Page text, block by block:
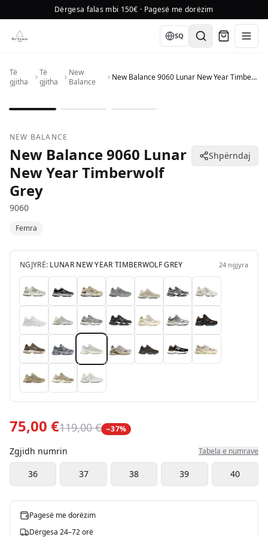
Dërgesa falas mbi 150€ · Pagesë me dorëzim
Language
SQ
Të
gjitha
Të
gjitha
New
Balance
New Balance 9060 Lunar New Year Timberwolf Grey
NEW BALANCE
New Balance 9060 Lunar
New Year Timberwolf
Grey
Shpërndaj
9060
Femra
NGJYRË: LUNAR NEW YEAR TIMBERWOLF GREY 24 ngjyra
75,00 €119,00 € −37%
Zgjidh numrin Tabela e numrave
36 37 38 39 40
Pagesë me dorëzim
Dërgesa 24–72 orë